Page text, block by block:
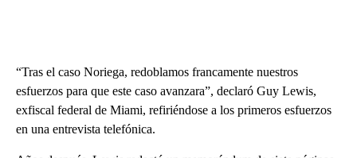
“Tras el caso Noriega, redoblamos francamente nuestros
esfuerzos para que este caso avanzara”, declaró Guy Lewis,
exfiscal federal de Miami, refiriéndose a los primeros esfuerzos
en una entrevista telefónica.